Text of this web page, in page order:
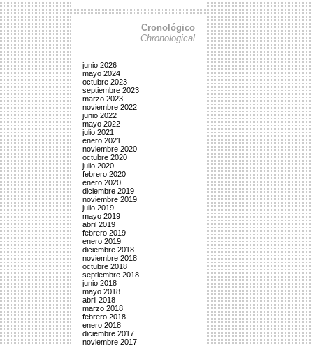
Cronológico
Chronological
junio 2026
mayo 2024
octubre 2023
septiembre 2023
marzo 2023
noviembre 2022
junio 2022
mayo 2022
julio 2021
enero 2021
noviembre 2020
octubre 2020
julio 2020
febrero 2020
enero 2020
diciembre 2019
noviembre 2019
julio 2019
mayo 2019
abril 2019
febrero 2019
enero 2019
diciembre 2018
noviembre 2018
octubre 2018
septiembre 2018
junio 2018
mayo 2018
abril 2018
marzo 2018
febrero 2018
enero 2018
diciembre 2017
noviembre 2017